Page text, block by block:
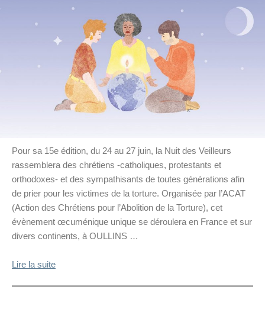
Pour sa 15e édition, du 24 au 27 juin, la Nuit des Veilleurs
rassemblera des chrétiens -catholiques, protestants et
orthodoxes- et des sympathisants de toutes générations afin
de prier pour les victimes de la torture. Organisée par l’ACAT
(Action des Chrétiens pour l’Abolition de la Torture), cet
évènement œcuménique unique se déroulera en France et sur
divers continents, à OULLINS …
Lire la suite